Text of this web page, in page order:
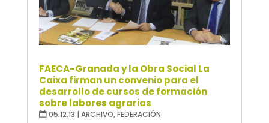
FAECA-Granada y la Obra Social La
Caixa firman un convenio para el
desarrollo de cursos de formación
sobre labores agrarias
05.12.13 | ARCHIVO,FEDERACIÓN